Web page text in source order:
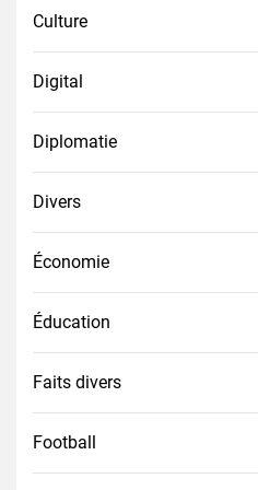
Culture
Digital
Diplomatie
Divers
Économie
Éducation
Faits divers
Football